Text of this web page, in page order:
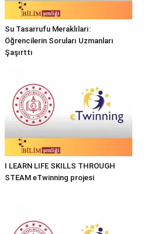
Su Tasarrufu Meraklıları:
Öğrencilerin Soruları Uzmanları
Şaşırttı
I LEARN LIFE SKILLS THROUGH
STEAM eTwinning projesi